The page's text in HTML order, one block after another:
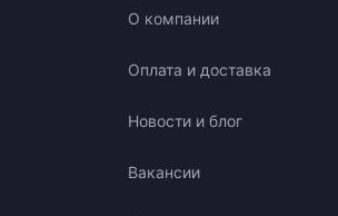
О компании
Оплата и доставка
Новости и блог
Вакансии